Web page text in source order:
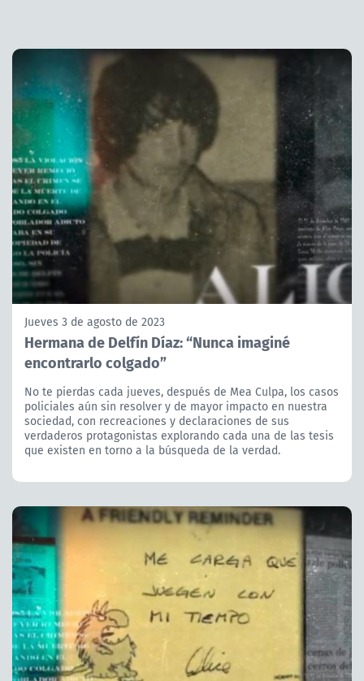
Jueves 3 de agosto de 2023
Hermana de Delfín Díaz: “Nunca imaginé
encontrarlo colgado”
No te pierdas cada jueves, después de Mea Culpa, los casos
policiales aún sin resolver y de mayor impacto en nuestra
sociedad, con recreaciones y declaraciones de sus
verdaderos protagonistas explorando cada una de las tesis
que existen en torno a la búsqueda de la verdad.